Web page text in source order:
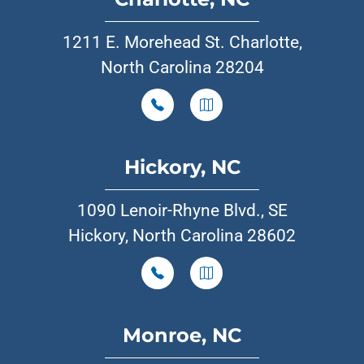
1211 E. Morehead St. Charlotte,
North Carolina 28204
Hickory, NC
1090 Lenoir-Rhyne Blvd., SE
Hickory, North Carolina 28602
Monroe, NC